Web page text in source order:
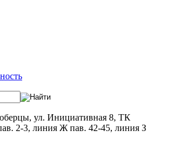
ул. Инициативная 8, ТК
2-3, линия Ж пав. 42-45, линия З